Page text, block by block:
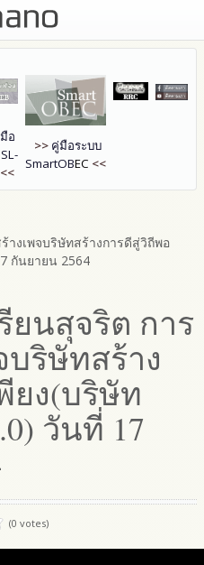
อ
<<
>> คู่มือระบบ
SmartOBEC <<
างเพจบริษัทสร้างการดีสู่วิถีพอ
กันยายน 2564
ยนสุจริต การ
บริษัทสร้าง
ยง(บริษัท
วันที่ 17
(0 votes)